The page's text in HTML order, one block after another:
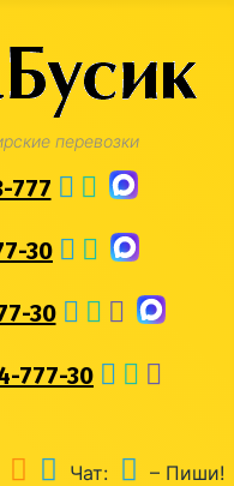
перевозки
777
30
30
777-30
Чат: – Пиши!